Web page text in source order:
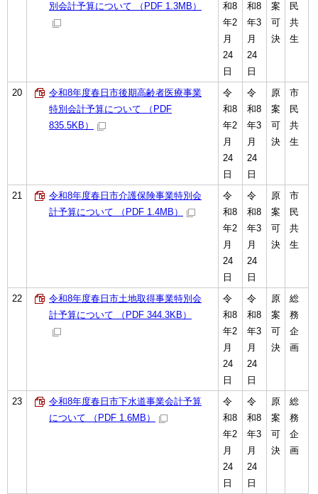
別会計予算について （PDF 1.3MB）
和8
年2
月
24
日
和8
年3
月
24
日
案
可
決
民
共
生
20
令和8年度春日市後期高齢者医療事業
特別会計予算について （PDF
835.5KB）
令
和8
年2
月
24
日
令
和8
年3
月
24
日
原
案
可
決
市
民
共
生
21
令和8年度春日市介護保険事業特別会
計予算について （PDF 1.4MB）
令
和8
年2
月
24
日
令
和8
年3
月
24
日
原
案
可
決
市
民
共
生
22
令和8年度春日市土地取得事業特別会
計予算について （PDF 344.3KB）
令
和8
年2
月
24
日
令
和8
年3
月
24
日
原
案
可
決
総
務
企
画
23
令和8年度春日市下水道事業会計予算
について （PDF 1.6MB）
令
和8
年2
月
24
日
令
和8
年3
月
24
日
原
案
可
決
総
務
企
画